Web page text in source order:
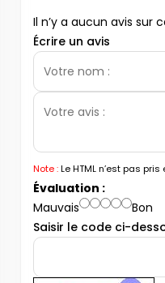
Il n’y a aucun avis sur
Écrire un avis
Note :Le HTML n’est pas
Évaluation :
Mauvais
Bon
Saisir le code ci-